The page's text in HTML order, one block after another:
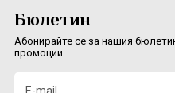
Бюлетин
Абонирайте се за нашия
промоции.